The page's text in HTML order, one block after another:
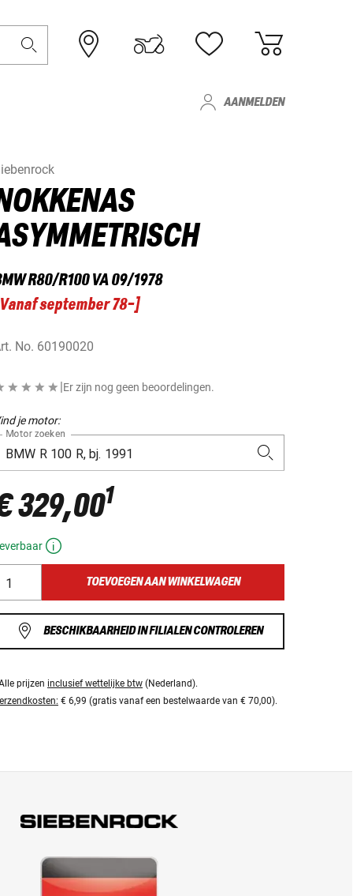
AANMELDEN
R80/R100 VA 09/1978
Vanaf september 78-]
No. 60190020
|Er zijn nog geen beoordelingen.
je motor:
Motor zoeken
329,001
TOEVOEGEN AAN WINKELWAGEN
BESCHIKBAARHEID IN FILIALEN CONTROLEREN
prijzen inclusief wettelijke btw (Nederland).
€ 6,99 (gratis vanaf een bestelwaarde van € 70,00).